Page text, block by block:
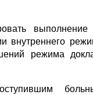
внутреннего
режима